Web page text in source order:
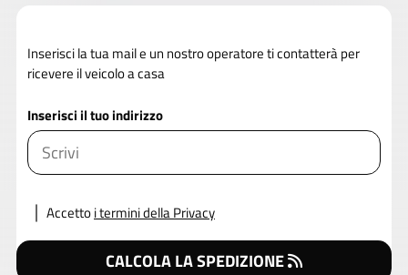
Inserisci la tua mail e un nostro operatore ti contatterà per
ricevere il veicolo a casa
Inserisci il tuo indirizzo
Accettoi termini della Privacy
CALCOLA LA SPEDIZIONE